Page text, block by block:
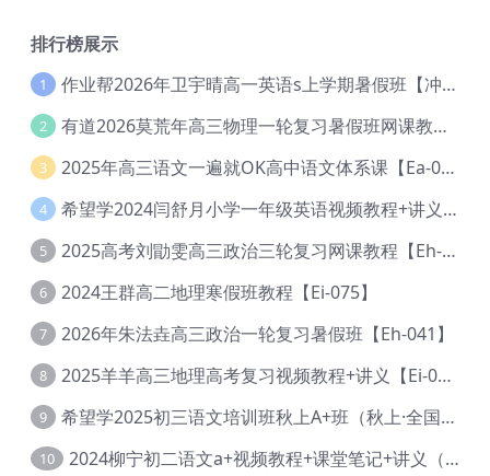
排行榜展示
1 作业帮2026年卫宇晴高一英语s上学期暑假班【冲顶班】【Ec-003】
2 有道2026莫荒年高三物理一轮复习暑假班网课教程【Ef-044】
3 2025年高三语文一遍就OK高中语文体系课【Ea-028】
4 希望学2024闫舒月小学一年级英语视频教程+讲义【Cc-004】
5 2025高考刘勖雯高三政治三轮复习网课教程【Eh-061】
6 2024王群高二地理寒假班教程【Ei-075】
7 2026年朱法垚高三政治一轮复习暑假班【Eh-041】
8 2025羊羊高三地理高考复习视频教程+讲义【Ei-051】
9 希望学2025初三语文培训班秋上A+班（秋上·全国版·A+）【Da-031】
10 2024柳宁初二语文a+视频教程+课堂笔记+讲义（暑假班+秋季班）【Da-003】